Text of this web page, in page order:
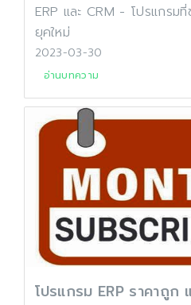
ERP และ CRM - โปรแกรม
ยุคใหม่
2023-03-30
อ่านบทความ
โปรแกรม ERP ราคาถูก